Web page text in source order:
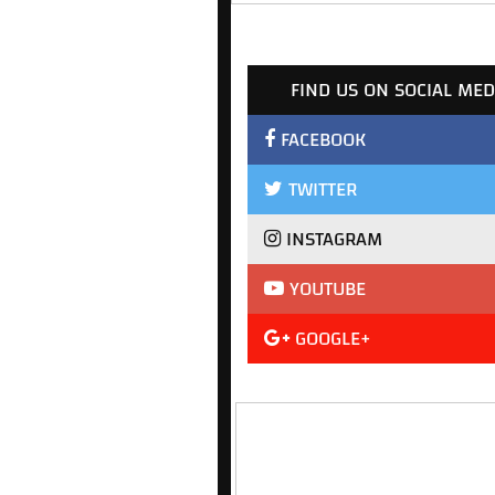
FIND US ON SOCIAL
FACEBOOK
TWITTER
INSTAGRAM
YOUTUBE
GOOGLE+